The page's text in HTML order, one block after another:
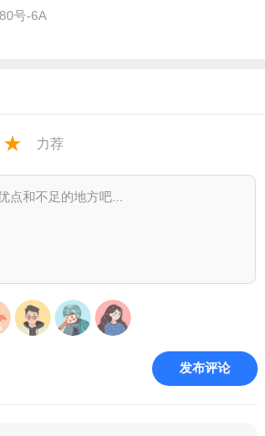
戏简介
3DMMO手游《御剑仙缘》正式登陆！近
职业任君挑选。人物建模精美，有凸显
玩法特色
畅游，体检修真日常的点点滴滴；
显个人实力勇夺荣誉称号；
三方会战，看谁能笑到最后。
号-6A
★ 力荐
发布评论